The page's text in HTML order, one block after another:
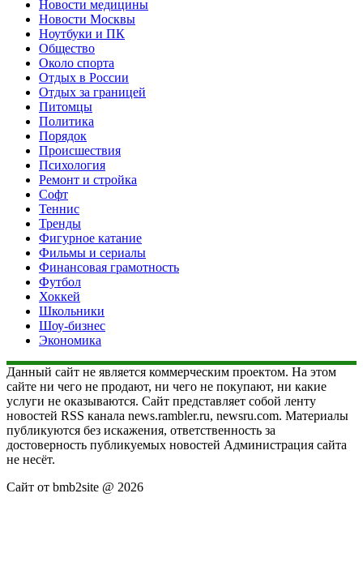
Новости медицины
Новости Москвы
Ноутбуки и ПК
Общество
Около спорта
Отдых в России
Отдых за границей
Питомцы
Политика
Порядок
Происшествия
Психология
Ремонт и стройка
Софт
Теннис
Тренды
Фигурное катание
Фильмы и сериалы
Финансовая грамотность
Футбол
Хоккей
Школьники
Шоу-бизнес
Экономика
Данный сайт не является коммерческим проектом. На этом
сайте ни чего не продают, ни чего не покупают, ни какие
услуги не оказываются. Сайт представляет собой ленту
новостей RSS канала news.rambler.ru, newsru.com. Материалы
публикуются без искажения, ответственность за
достоверность публикуемых новостей Администрация сайта
не несёт.
Сайт от bmb2site @ 2026